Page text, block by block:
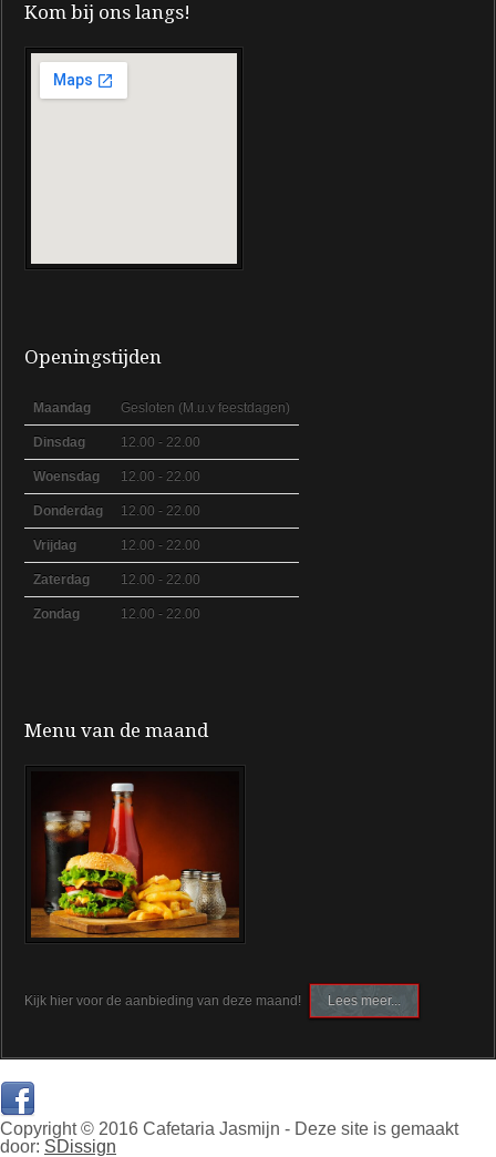
Kom bij ons langs!
Openingstijden
Maandag Gesloten (M.u.v feestdagen)
Dinsdag 12.00 - 22.00
Woensdag 12.00 - 22.00
Donderdag 12.00 - 22.00
Vrijdag 12.00 - 22.00
Zaterdag 12.00 - 22.00
Zondag 12.00 - 22.00
Menu van de maand
Kijk hier voor de aanbieding van deze maand! Lees meer...
Copyright © 2016 Cafetaria Jasmijn - Deze site is gemaakt
door: SDissign